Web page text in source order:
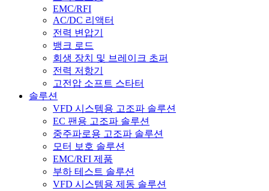
EMC/RFI
AC/DC 리액터
전력 변압기
뱅크 로드
회생 장치 및 브레이크 초퍼
전력 저항기
고전압 소프트 스타터
솔루션
VFD 시스템용 고조파 솔루션
EC 팬용 고조파 솔루션
중주파로용 고조파 솔루션
모터 보호 솔루션
EMC/RFI 제품
부하 테스트 솔루션
VFD 시스템용 제동 솔루션